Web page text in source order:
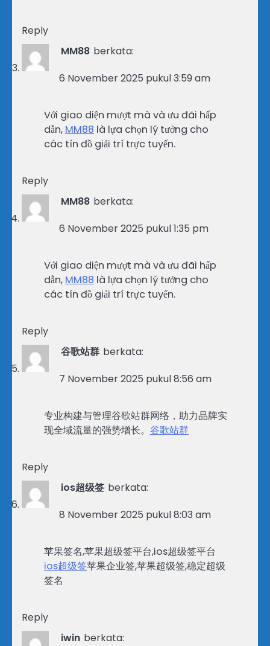
Reply
MM88 berkata:
6 November 2025 pukul 3:59 am
Với giao diện mượt mà và ưu đãi hấp
dẫn, MM88 là lựa chọn lý tưởng cho
các tín đồ giải trí trực tuyến.
Reply
MM88 berkata:
6 November 2025 pukul 1:35 pm
Với giao diện mượt mà và ưu đãi hấp
dẫn, MM88 là lựa chọn lý tưởng cho
các tín đồ giải trí trực tuyến.
Reply
谷歌站群 berkata:
7 November 2025 pukul 8:56 am
专业构建与管理谷歌站群网络，助力品牌实
现全域流量的强势增长。 谷歌站群
Reply
ios超级签 berkata:
8 November 2025 pukul 8:03 am
苹果签名,苹果超级签平台,ios超级签平台
ios超级签苹果企业签,苹果超级签,稳定超级
签名
Reply
iwin berkata: